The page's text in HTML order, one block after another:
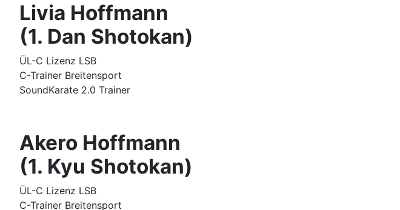
Livia Hoffmann
(1. Dan Shotokan)
ÜL-C Lizenz LSB
C-Trainer Breitensport
SoundKarate 2.0 Trainer
Akero Hoffmann
(1. Kyu Shotokan)
ÜL-C Lizenz LSB
C-Trainer Breitensport